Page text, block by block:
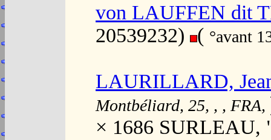
von LAUFFEN dit
20539232)
( °avant
LAURILLARD,
Montbéliard, 25, , , FRA,
× 1686 SURLEAU,